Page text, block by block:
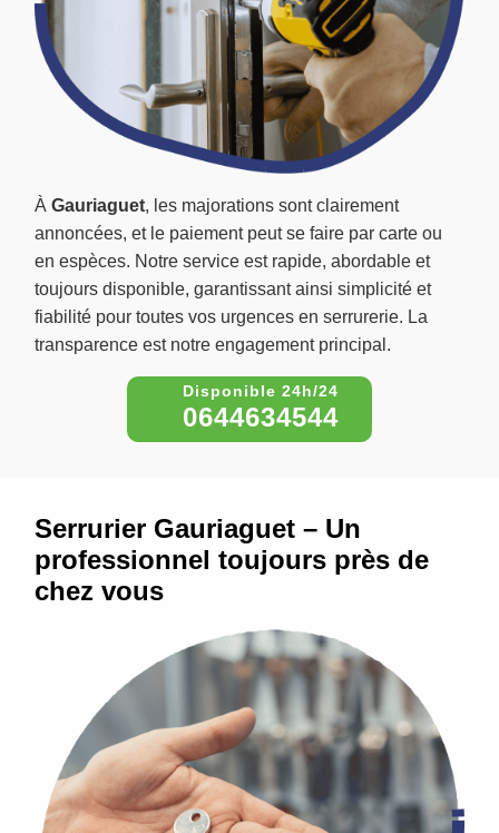
À Gauriaguet, les majorations sont clairement
annoncées, et le paiement peut se faire par carte ou
en espèces. Notre service est rapide, abordable et
toujours disponible, garantissant ainsi simplicité et
fiabilité pour toutes vos urgences en serrurerie. La
transparence est notre engagement principal.
0644634544
Serrurier Gauriaguet – Un
professionnel toujours près de
chez vous